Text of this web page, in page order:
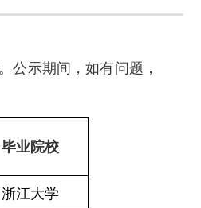
公示期间，如有问题，
毕业院校
浙江大学